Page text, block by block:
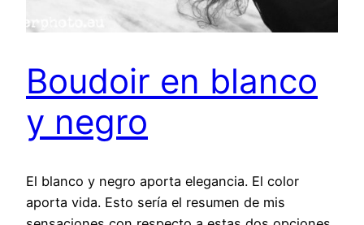
Boudoir en blanco
y negro
El blanco y negro aporta elegancia. El color
aporta vida. Esto sería el resumen de mis